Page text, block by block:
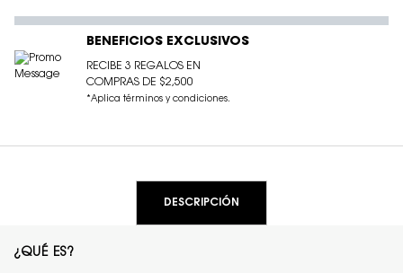
BENEFICIOS EXCLUSIVOS
RECIBE 3 REGALOS EN
COMPRAS DE $2,500
*Aplica términos y condiciones.
DESCRIPCIÓN
¿QUÉ ES?